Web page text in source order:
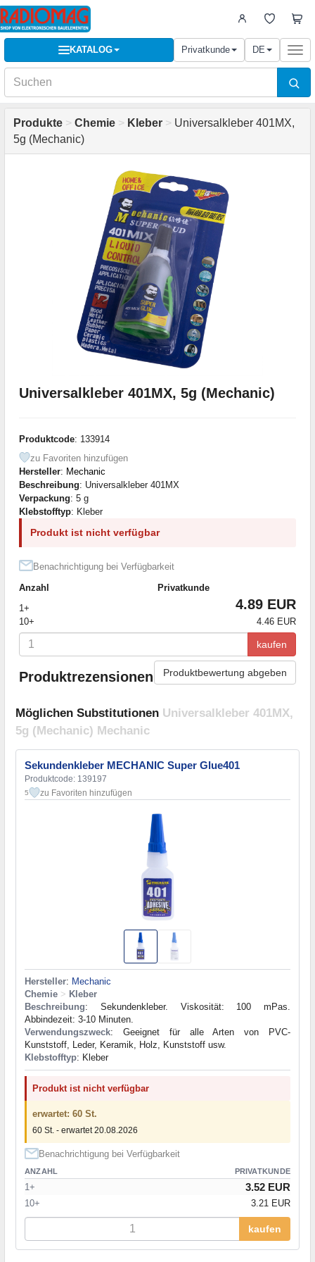
KATALOG Privatkunde DE
Produkte > Chemie > Kleber > Universalkleber 401MX,
5g (Mechanic)
Universalkleber 401MX, 5g (Mechanic)
Produktcode: 133914
zu Favoriten hinzufügen
Hersteller: Mechanic
Beschreibung: Universalkleber 401MX
Verpackung: 5 g
Klebstofftyp: Kleber
Produkt ist nicht verfügbar
Benachrichtigung bei Verfügbarkeit
Anzahl
Privatkunde
1+
4.89 EUR
10+ 4.46 EUR
kaufen
Produktrezensionen Produktbewertung abgeben
Möglichen Substitutionen Universalkleber 401MX,
5g (Mechanic) Mechanic
Sekundenkleber MECHANIC Super Glue401
Produktcode: 139197
5 zu Favoriten hinzufügen
Hersteller: Mechanic
Chemie > Kleber
Beschreibung: Sekundenkleber. Viskosität: 100 mPas.
Abbindezeit: 3-10 Minuten.
Verwendungszweck: Geeignet für alle Arten von PVC-
Kunststoff, Leder, Keramik, Holz, Kunststoff usw.
Klebstofftyp: Kleber
Produkt ist nicht verfügbar
erwartet: 60 St.
60 St. - erwartet 20.08.2026
Benachrichtigung bei Verfügbarkeit
ANZAHL PRIVATKUNDE
1+ 3.52 EUR
10+ 3.21 EUR
kaufen